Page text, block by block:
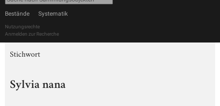
Bestände Systematik
Nutzungsrechte
Anmelden zur Recherche
Stichwort
Sylvia nana